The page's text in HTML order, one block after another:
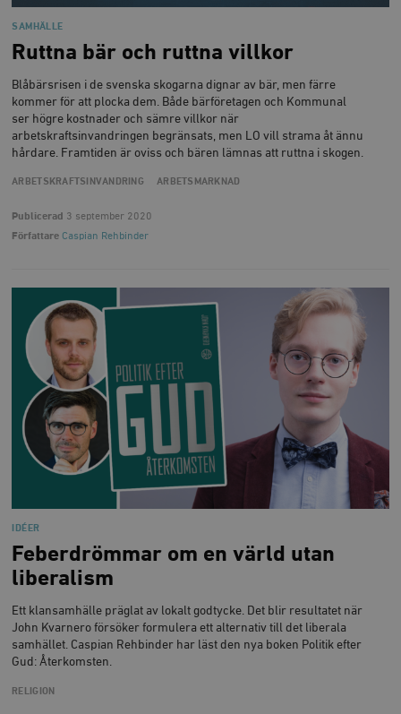
SAMHÄLLE
Ruttna bär och ruttna villkor
Blåbärsrisen i de svenska skogarna dignar av bär, men färre
kommer för att plocka dem. Både bärföretagen och Kommunal
ser högre kostnader och sämre villkor när
arbetskraftsinvandringen begränsats, men LO vill strama åt ännu
hårdare. Framtiden är oviss och bären lämnas att ruttna i skogen.
ARBETSKRAFTSINVANDRING ARBETSMARKNAD
Publicerad 3 september 2020
Författare Caspian Rehbinder
IDÉER
Feberdrömmar om en värld utan
liberalism
Ett klansamhälle präglat av lokalt godtycke. Det blir resultatet när
John Kvarnero försöker formulera ett alternativ till det liberala
samhället. Caspian Rehbinder har läst den nya boken Politik efter
Gud: Återkomsten.
RELIGION